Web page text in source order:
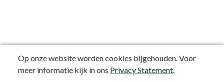
Op onze website worden cookies bijgehouden. Voor
meer informatie kijk in ons Privacy Statement.